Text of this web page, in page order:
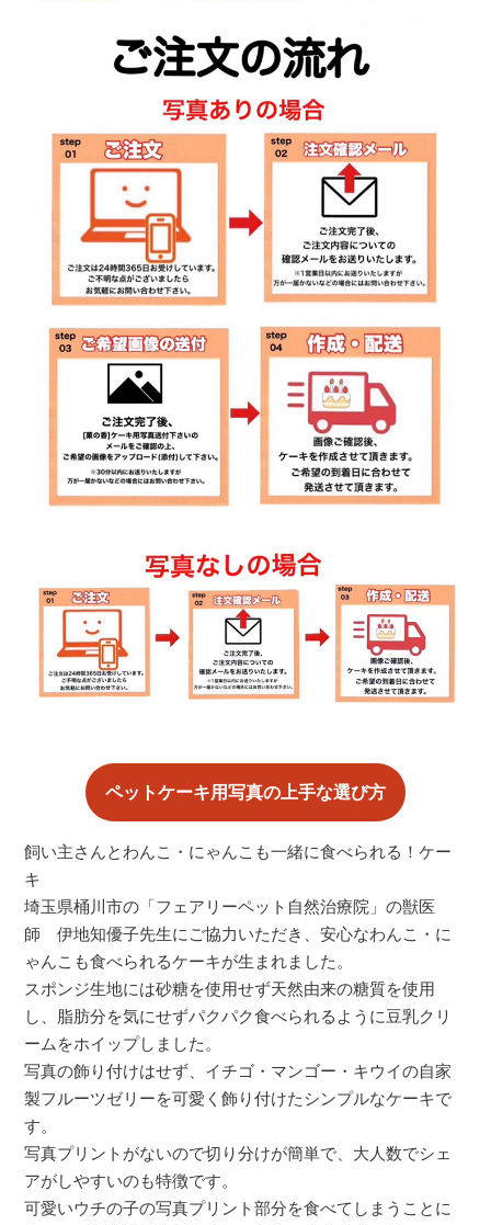
ペットケーキ用写真の上手な選び方
飼い主さんとわんこ・にゃんこも一緒に食べられる！ケー
キ
埼玉県桶川市の「フェアリーペット自然治療院」の獣医
師 伊地知優子先生にご協力いただき、安心なわんこ・に
ゃんこも食べられるケーキが生まれました。
スポンジ生地には砂糖を使用せず天然由来の糖質を使用
し、脂肪分を気にせずパクパク食べられるように豆乳クリ
ームをホイップしました。
写真の飾り付けはせず、イチゴ・マンゴー・キウイの自家
製フルーツゼリーを可愛く飾り付けたシンプルなケーキで
す。
写真プリントがないので切り分けが簡単で、大人数でシェ
アがしやすいのも特徴です。
可愛いウチの子の写真プリント部分を食べてしまうことに